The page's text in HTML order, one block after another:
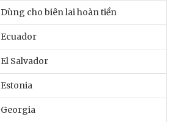
Dùng cho biên lai hoàn tiền
Ecuador
El Salvador
Estonia
Georgia